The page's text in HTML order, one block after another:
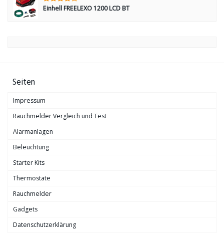
Einhell FREELEXO 1200 LCD BT
Seiten
Impressum
Rauchmelder Vergleich und Test
Alarmanlagen
Beleuchtung
Starter Kits
Thermostate
Rauchmelder
Gadgets
Datenschutzerklärung